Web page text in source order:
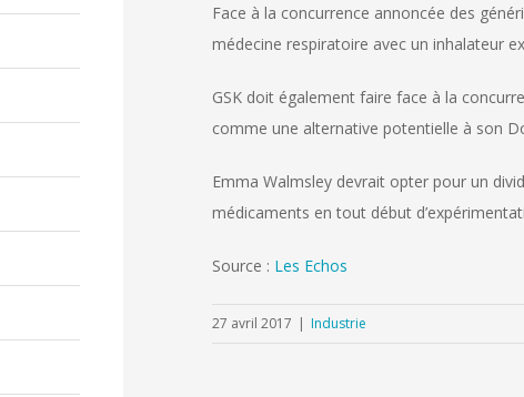
Face à la concurrence annoncée des
médecine respiratoire avec un inhalateur
GSK doit également faire face à la
comme une alternative potentielle à son
Emma Walmsley devrait opter pour un
médicaments en tout début
Source : Les Echos
27 avril 2017 | Industrie